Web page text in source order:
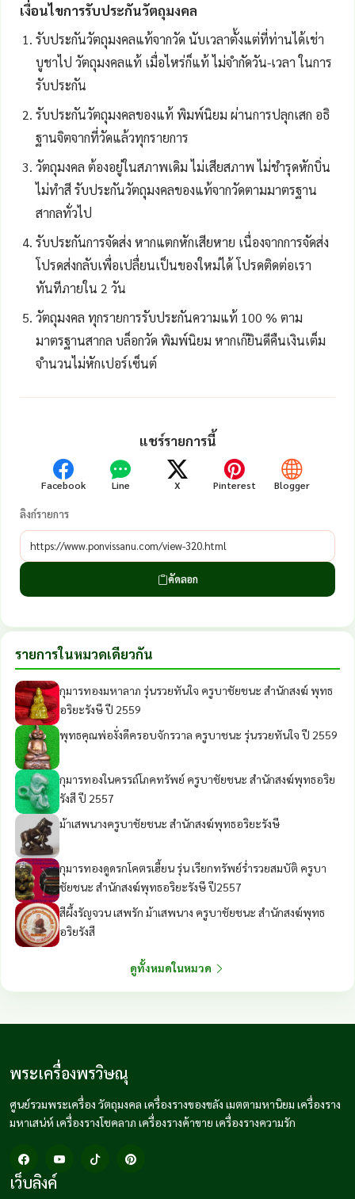
เงื่อนไขการรับประกันวัตถุมงคล
รับประกันวัตถุมงคลแท้จากวัด นับเวลาตั้งแต่ที่ท่านได้เช่า
บูชาไป วัตถุมงคลแท้ เมื่อไหร่ก็แท้ ไม่จำกัดวัน-เวลา ในการ
รับประกัน
รับประกันวัตถุมงคลของแท้ พิมพ์นิยม ผ่านการปลุกเสก อธิ
ฐานจิตจากที่วัดแล้วทุกรายการ
วัตถุมงคล ต้องอยู่ในสภาพเดิม ไม่เสียสภาพ ไม่ชำรุดหักบิ่น
ไม่ทำสี รับประกันวัตถุมงคลของแท้จากวัดตามมาตรฐาน
สากลทั่วไป
รับประกันการจัดส่ง หากแตกหักเสียหาย เนื่องจากการจัดส่ง
โปรดส่งกลับเพื่อเปลื่ยนเป็นของใหม่ได้ โปรดติดต่อเรา
ทันทีภายใน 2 วัน
วัตถุมงคล ทุกรายการรับประกันความแท้ 100 % ตาม
มาตรฐานสากล บล็อกวัด พิมพ์นิยม หากเก๊ยินดีคืนเงินเต็ม
จำนวนไม่หักเปอร์เซ็นต์
แชร์รายการนี้
Facebook Line X Pinterest Blogger
ลิงก์รายการ
คัดลอก
รายการในหมวดเดียวกัน
กุมารทองมหาลาภ รุ่นรวยทันใจ ครูบาชัยชนะ สำนักสงฆ์ พุทธ
อริยะรังษี ปี 2559
พุทธคุณพ่องั่งดีครอบจักรวาล ครูบาชนะ รุ่นรวยทันใจ ปี 2559
กุมารทองในครรถ์โภคทรัพย์ ครูบาชัยชนะ สำนักสงฆ์พุทธอริย
รังสี ปี 2557
ม้าเสพนางครูบาชัยชนะ สำนักสงฆ์พุทธอริยะรังษี
กุมารทองดูดรกโคตรเฮี้ยน รุ่น เรียกทรัพย์ร่ำรวยสมบัติ ครูบา
ชัยชนะ สำนักสงฆ์พุทธอริยะรังษี ปี2557
สีผึ้งรัญจวน เสพรัก ม้าเสพนาง ครูบาชัยชนะ สำนักสงฆ์พุทธ
อริยรังสี
ดูทั้งหมดในหมวด
พระเครื่องพรวิษณุ
ศูนย์รวมพระเครื่อง วัตถุมงคล เครื่องรางของขลัง เมตตามหานิยม เครื่องราง
มหาเสน่ห์ เครื่องรางโชคลาภ เครื่องรางค้าขาย เครื่องรางความรัก
เว็บลิงค์